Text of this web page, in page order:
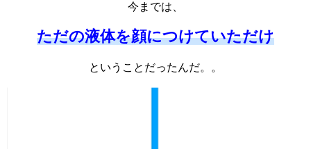
今までは、
ただの液体を顔につけていただけ
ということだったんだ。。